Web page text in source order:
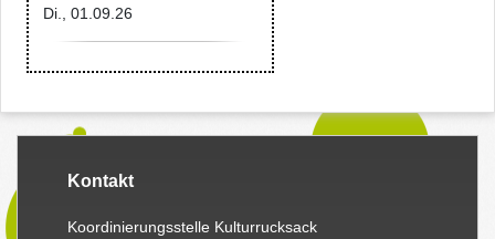
Di., 01.09.26
Kontakt
Koordinierungsstelle Kulturrucksack